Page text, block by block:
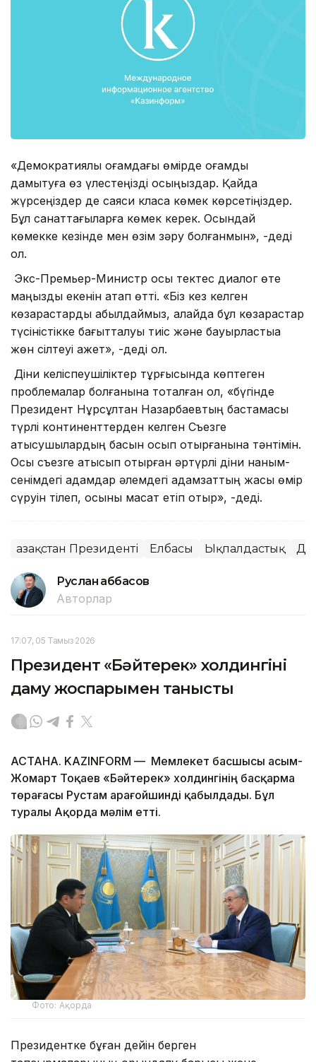
«Демократиялық қоғамдағы өмірде қоғамды
дамытуға өз үлестеңізді қосыңыздар. Қайда
жүрсеңіздер де саяси класқа көмек көрсетіңіздер.
Бұл санаттағыларға көмек керек. Осындай
көмекке кезінде мен өзім зәру болғанмын», -деді
ол.
Экс-Премьер-Министр осы тектес диалог өте
маңызды екенін атап өтті. «Біз кез келген
көзқарастарды қабылдаймыз, алайда бұл көзқарастар
түсіністікке бағытталуы тиіс және бауырластыққа
жөн сілтеуі қажет», -деді ол.
Діни келіспеушіліктер тұрғысында көптеген
проблемалар болғанына тоқталған ол, «бүгінде
Президент Нұрсұлтан Назарбаевтың бастамасы
түрлі континенттерден келген Съезге
қатысушылардың басын қосып отырғанына тәнтімін.
Осы съезге қатысып отырған әртүрлі діни наным-
сенімдегі адамдар әлемдегі адамзаттың жақсы өмір
сүруін тілеп, осыны мақсат етіп отыр», -деді.
Қазақстан Президенті Елбасы Ықпалдастық
Руслан Ғаббасов
Авторлар
17:07, 05 Тамыз 2026
Президент «Бәйтерек» холдингінің
даму жоспарымен танысты
АСТАНА. KAZINFORM — Мемлекет басшысы Қасым-
Жомарт Тоқаев «Бәйтерек» холдингінің басқарма
төрағасы Рустам Қарағойшинді қабылдады. Бұл
туралы Ақорда мәлім етті.
Фото: Ақорда
Президентке бұған дейін берген